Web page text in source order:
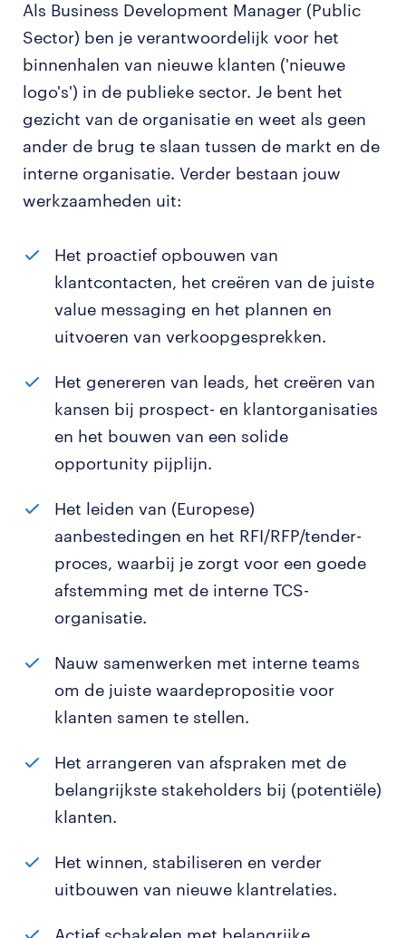
Als Business Development Manager (Public
Sector) ben je verantwoordelijk voor het
binnenhalen van nieuwe klanten ('nieuwe
logo's') in de publieke sector. Je bent het
gezicht van de organisatie en weet als geen
ander de brug te slaan tussen de markt en de
interne organisatie. Verder bestaan jouw
werkzaamheden uit:
Het proactief opbouwen van
klantcontacten, het creëren van de juiste
value messaging en het plannen en
uitvoeren van verkoopgesprekken.
Het genereren van leads, het creëren van
kansen bij prospect- en klantorganisaties
en het bouwen van een solide
opportunity pijplijn.
Het leiden van (Europese)
aanbestedingen en het RFI/RFP/tender-
proces, waarbij je zorgt voor een goede
afstemming met de interne TCS-
organisatie.
Nauw samenwerken met interne teams
om de juiste waardepropositie voor
klanten samen te stellen.
Het arrangeren van afspraken met de
belangrijkste stakeholders bij (potentiële)
klanten.
Het winnen, stabiliseren en verder
uitbouwen van nieuwe klantrelaties.